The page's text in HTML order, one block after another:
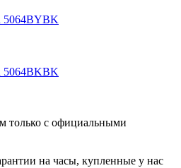
5064BYBK
5064BKBK
только с официальными
на часы, купленные у нас